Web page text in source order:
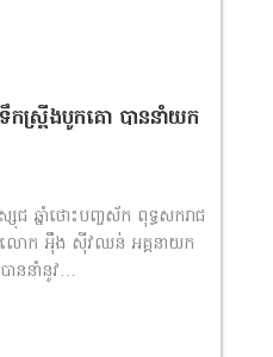
ស្ព្រីងបូកគោ បាននាំយក
ជ ឆ្នាំថោះបញ្ចស័ក ពុទ្ធសករាជ
លោក អ៉ឹង ស៊ីវឈន់ អគ្គនាយក
បាននាំនូវ…